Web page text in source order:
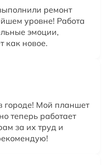
ремонт
уровне! Работа
эмоции,
как новое.
городе! Мой планшет
теперь работает
за их труд и